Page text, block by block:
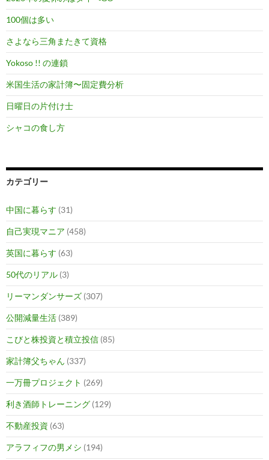
100個は多い
さよなら三角またきて資格
Yokoso !! の連鎖
米国生活の家計簿〜固定費分析
日曜日の片付け士
シャコの食し方
カテゴリー
中国に暮らす (31)
自己実現マニア (458)
英国に暮らす (63)
50代のリアル (3)
リーマンダンサーズ (307)
公開減量生活 (389)
こびと株投資と積立投信 (85)
家計簿父ちゃん (337)
一万冊プロジェクト (269)
利き酒師トレーニング (129)
不動産投資 (63)
アラフィフの男メシ (194)